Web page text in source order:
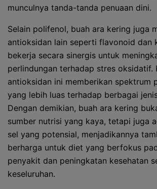
munculnya tanda-tanda penuaan dini.
Selain polifenol, buah ara kering juga
antioksidan lain seperti flavonoid dan
bekerja secara sinergis untuk
perlindungan terhadap stres oksidatif.
antioksidan ini memberikan spektrum
yang lebih luas terhadap berbagai
Dengan demikian, buah ara kering
sumber nutrisi yang kaya, tetapi juga
sel yang potensial, menjadikannya
berharga untuk diet yang berfokus
penyakit dan peningkatan kesehatan
keseluruhan.